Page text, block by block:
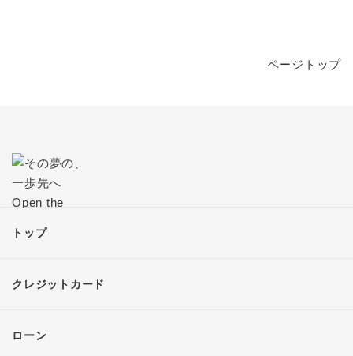
ページトップ
トップ
クレジットカード
ローン